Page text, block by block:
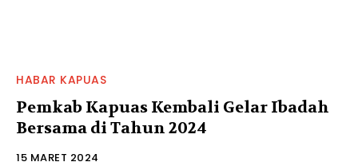
HABAR KAPUAS
Pemkab Kapuas Kembali Gelar Ibadah
Bersama di Tahun 2024
15 MARET 2024